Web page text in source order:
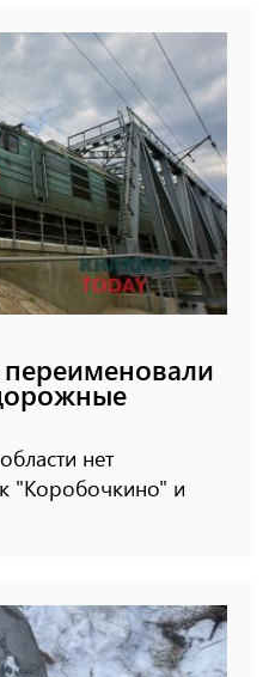
нет
"Коробочкино" и